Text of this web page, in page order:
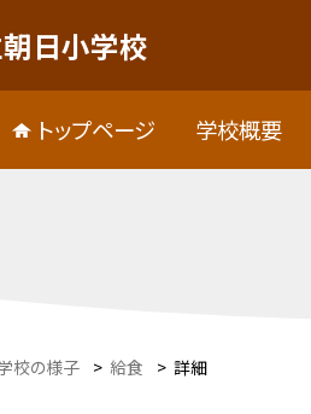
日小学校
トップページ 学校概要
校の様子 > 給食 > 詳細